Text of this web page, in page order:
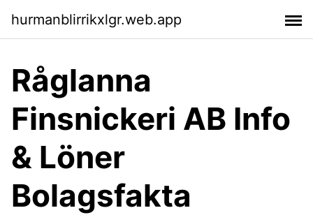
hurmanblirrikxlgr.web.app
Råglanna
Finsnickeri AB Info
& Löner
Bolagsfakta